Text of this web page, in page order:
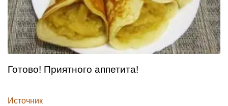
Готово! Приятного аппетита!
Источник